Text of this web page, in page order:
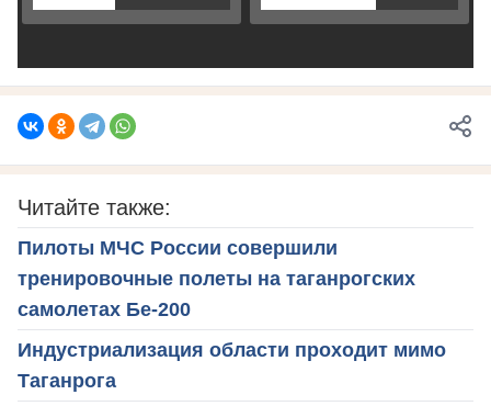
Читайте также:
Пилоты МЧС России совершили
тренировочные полеты на таганрогских
самолетах Бе-200
Индустриализация области проходит мимо
Таганрога